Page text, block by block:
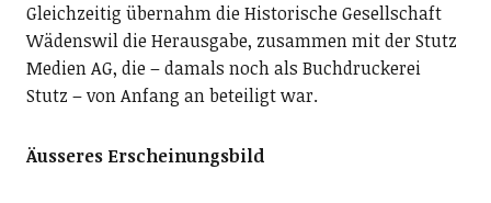
Gleichzeitig übernahm die Historische Gesellschaft
Wädenswil die Herausgabe, zusammen mit der Stutz
Medien AG, die – damals noch als Buchdruckerei
Stutz – von Anfang an beteiligt war.
Äusseres Erscheinungsbild